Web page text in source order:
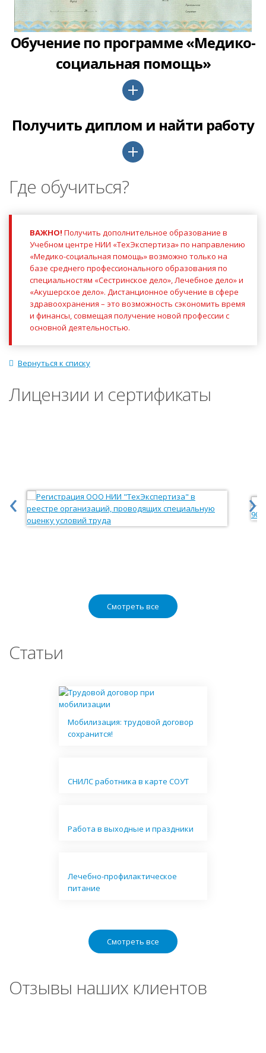
Обучение по программе «Медико-
социальная помощь»
Получить диплом и найти работу
Где обучиться?
ВАЖНО! Получить дополнительное образование в
Учебном центре НИИ «ТехЭкспертиза» по направлению
«Медико-социальная помощь» возможно только на
базе среднего профессионального образования по
специальностям «Сестринское дело», Лечебное дело» и
«Акушерское дело». Дистанционное обучение в сфере
здравоохранения – это возможность сэкономить время
и финансы, совмещая получение новой профессии с
основной деятельностью.
Вернуться к списку
Лицензии и сертификаты
‹ ›
Смотреть все
Статьи
Мобилизация: трудовой договор
сохранится!
СНИЛС работника в карте СОУТ
Работа в выходные и праздники
Лечебно-профилактическое
питание
Смотреть все
Отзывы наших клиентов